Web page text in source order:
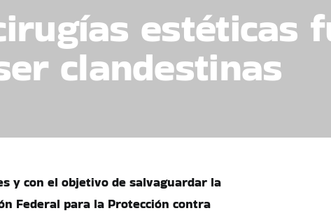
estéticas
clandestinas
y con el objetivo de salvaguardar la
Federal para la Protección contra